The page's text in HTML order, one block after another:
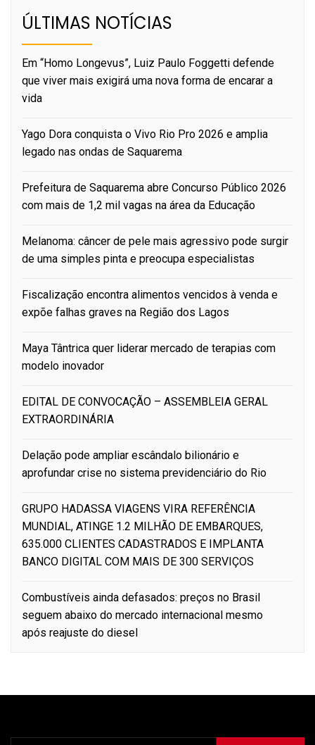
ÚLTIMAS NOTÍCIAS
Em “Homo Longevus”, Luiz Paulo Foggetti defende
que viver mais exigirá uma nova forma de encarar a
vida
Yago Dora conquista o Vivo Rio Pro 2026 e amplia
legado nas ondas de Saquarema
Prefeitura de Saquarema abre Concurso Público 2026
com mais de 1,2 mil vagas na área da Educação
Melanoma: câncer de pele mais agressivo pode surgir
de uma simples pinta e preocupa especialistas
Fiscalização encontra alimentos vencidos à venda e
expõe falhas graves na Região dos Lagos
Maya Tântrica quer liderar mercado de terapias com
modelo inovador
EDITAL DE CONVOCAÇÃO – ASSEMBLEIA GERAL
EXTRAORDINÁRIA
Delação pode ampliar escândalo bilionário e
aprofundar crise no sistema previdenciário do Rio
GRUPO HADASSA VIAGENS VIRA REFERÊNCIA
MUNDIAL, ATINGE 1.2 MILHÃO DE EMBARQUES,
635.000 CLIENTES CADASTRADOS E IMPLANTA
BANCO DIGITAL COM MAIS DE 300 SERVIÇOS
Combustíveis ainda defasados: preços no Brasil
seguem abaixo do mercado internacional mesmo
após reajuste do diesel